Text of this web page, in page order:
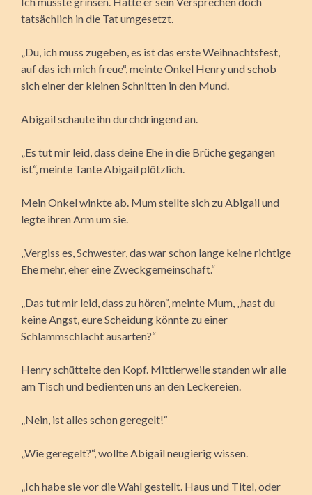
tatsächlich in die Tat umgesetzt.
„Du, ich muss zugeben, es ist das erste Weihnachtsfest,
auf das ich mich freue“, meinte Onkel Henry und schob
sich einer der kleinen Schnitten in den Mund.
Abigail schaute ihn durchdringend an.
„Es tut mir leid, dass deine Ehe in die Brüche gegangen
ist“, meinte Tante Abigail plötzlich.
Mein Onkel winkte ab. Mum stellte sich zu Abigail und
legte ihren Arm um sie.
„Vergiss es, Schwester, das war schon lange keine richtige
Ehe mehr, eher eine Zweckgemeinschaft.“
„Das tut mir leid, dass zu hören“, meinte Mum, „hast du
keine Angst, eure Scheidung könnte zu einer
Schlammschlacht ausarten?“
Henry schüttelte den Kopf. Mittlerweile standen wir alle
am Tisch und bedienten uns an den Leckereien.
„Nein, ist alles schon geregelt!“
„Wie geregelt?“, wollte Abigail neugierig wissen.
„Ich habe sie vor die Wahl gestellt. Haus und Titel, oder